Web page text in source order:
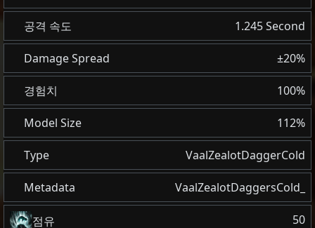
공격 속도 1.245 Second
Damage Spread ±20%
경험치 100%
Model Size 112%
Type VaalZealotDaggerCold
Metadata VaalZealotDaggersCold_
점유 50